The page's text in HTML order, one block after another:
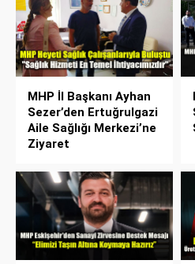
MHP İl Başkanı Ayhan
Sezer’den Ertuğrulgazi
Aile Sağlığı Merkezi’ne
Ziyaret